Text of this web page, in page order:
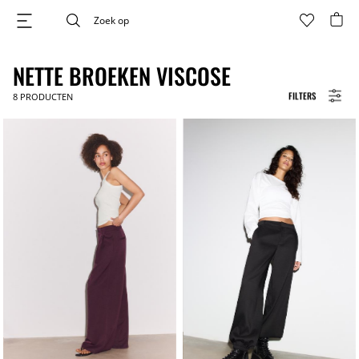
FILTERS
NETTE BROEKEN VISCOSE
8 PRODUCTEN